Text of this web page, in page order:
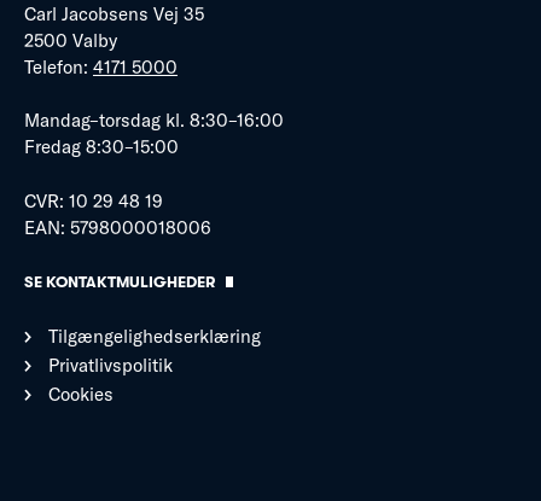
Carl Jacobsens Vej 35
2500 Valby
Telefon: 4171 5000
Mandag–torsdag kl. 8:30–16:00
Fredag 8:30–15:00
CVR: 10 29 48 19
EAN: 5798000018006
SE KONTAKTMULIGHEDER
Tilgængelighedserklæring
Privatlivspolitik
Cookies